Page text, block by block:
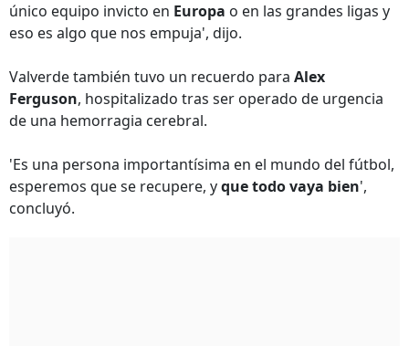
único equipo invicto en Europa o en las grandes ligas y
eso es algo que nos empuja', dijo.
Valverde también tuvo un recuerdo para Alex
Ferguson, hospitalizado tras ser operado de urgencia
de una hemorragia cerebral.
'Es una persona importantísima en el mundo del fútbol,
esperemos que se recupere, yque todo vaya bien',
concluyó.